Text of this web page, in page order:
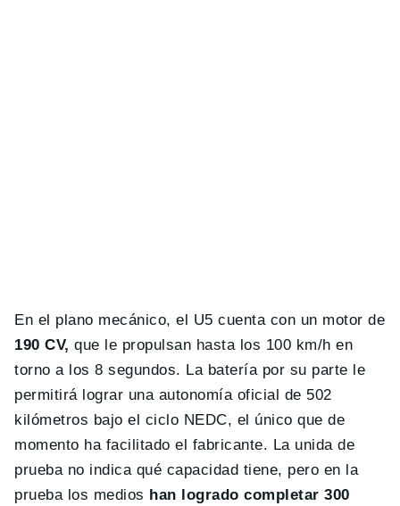
En el plano mecánico, el U5 cuenta con un motor de
190 CV, que le propulsan hasta los 100 km/h en
torno a los 8 segundos. La batería por su parte le
permitirá lograr una autonomía oficial de 502
kilómetros bajo el ciclo NEDC, el único que de
momento ha facilitado el fabricante. La unida de
prueba no indica qué capacidad tiene, pero en la
prueba los medios han logrado completar 300